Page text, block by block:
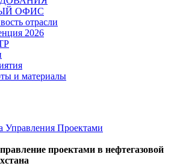
ОФИС
отрасли
2026
и материалы
Управления Проектами
проектами в нефтегазовой